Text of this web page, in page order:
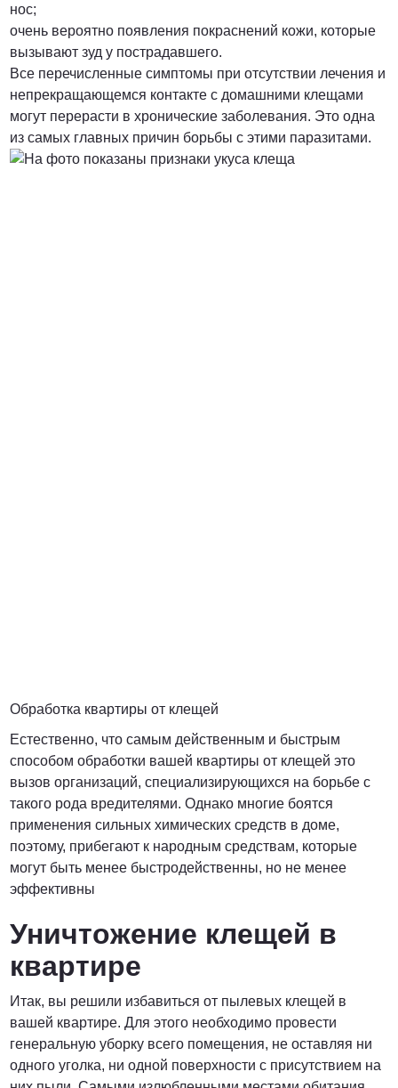
нос;
очень вероятно появления покраснений кожи, которые
вызывают зуд у пострадавшего.
Все перечисленные симптомы при отсутствии лечения и
непрекращающемся контакте с домашними клещами
могут перерасти в хронические заболевания. Это одна
из самых главных причин борьбы с этими паразитами.
Обработка квартиры от клещей
Естественно, что самым действенным и быстрым
способом обработки вашей квартиры от клещей это
вызов организаций, специализирующихся на борьбе с
такого рода вредителями. Однако многие боятся
применения сильных химических средств в доме,
поэтому, прибегают к народным средствам, которые
могут быть менее быстродейственны, но не менее
эффективны
Уничтожение клещей в
квартире
Итак, вы решили избавиться от пылевых клещей в
вашей квартире. Для этого необходимо провести
генеральную уборку всего помещения, не оставляя ни
одного уголка, ни одной поверхности с присутствием на